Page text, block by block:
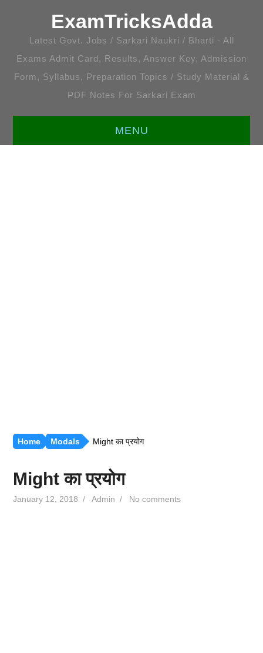
ExamTricksAdda
Latest Govt. Jobs / Sarkari Naukri / Bharti - All
Exams Admit Card, Results, Answer Key, Admission
Form, Syllabus, Preparation Topics / Study Material &
PDF Notes For Sarkari Exam
MENU
Home Modals Might का प्रयोग
Might का प्रयोग
January 12, 2018 /Admin / No comments